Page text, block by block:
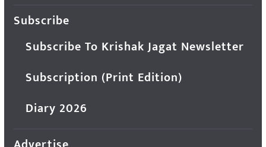
Subscribe
Subscribe To Krishak Jagat Newsletter
Subscription (Print Edition)
Diary 2026